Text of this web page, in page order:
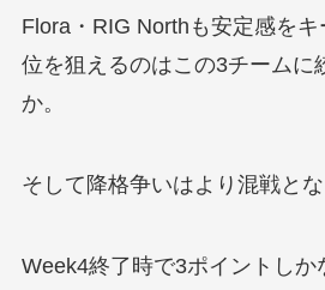
Flora・RIG Northも安定感を
位を狙えるのはこの3チームに
か。
そして降格争いはより混戦とな
Week4終了時で3ポイントしか